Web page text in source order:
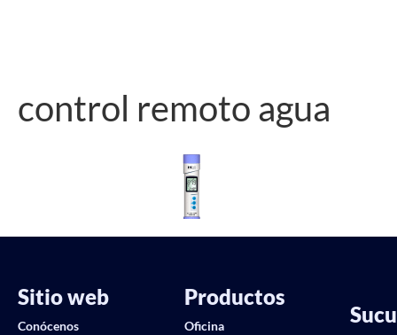
control remoto agua
Sitio web
Conócenos
Productos
Oficina